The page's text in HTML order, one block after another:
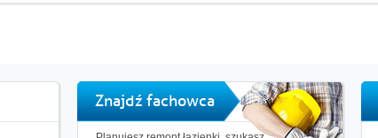
Znajdź fachowca